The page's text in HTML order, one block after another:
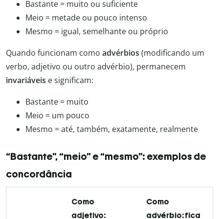
Bastante = muito ou suficiente
Meio = metade ou pouco intenso
Mesmo = igual, semelhante ou próprio
Quando funcionam como advérbios (modificando um
verbo, adjetivo ou outro advérbio), permanecem
invariáveis e significam:
Bastante = muito
Meio = um pouco
Mesmo = até, também, exatamente, realmente
“Bastante”, “meio” e “mesmo”: exemplos de
concordância
Como
adjetivo:
Como
advérbio: fica